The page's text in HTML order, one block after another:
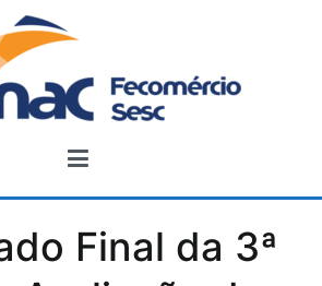
Final da 3ª